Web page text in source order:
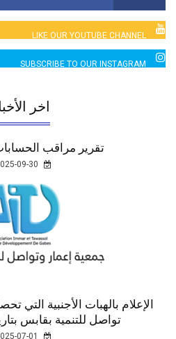
LIKE OUR YOUTUBE CHANNEL
2760 LIKES
SUBSCRIBE TO OUR INSTAGRAM
اخر
تقرير مراقب الحسابات
الإعلام بالهبات الأجنبية التي
تواصل للتنمية بقابس بتاريخ 15/08/